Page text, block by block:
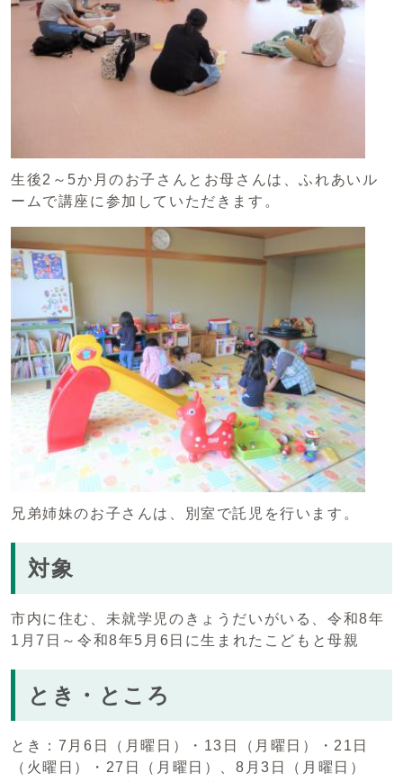
生後2～5か月のお子さんとお母さんは、ふれあいル
ームで講座に参加していただきます。
兄弟姉妹のお子さんは、別室で託児を行います。
対象
市内に住む、未就学児のきょうだいがいる、令和8年
1月7日～令和8年5月6日に生まれたこどもと母親
とき・ところ
とき：7月6日（月曜日）・13日（月曜日）・21日
（火曜日）・27日（月曜日）、8月3日（月曜日）